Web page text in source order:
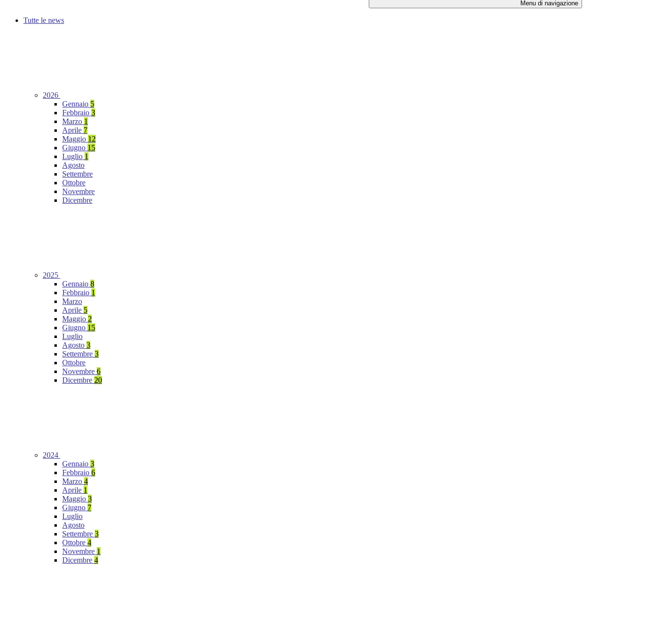
Menu di navigazione
Tutte le news
2026
Gennaio 5
Febbraio 3
Marzo 1
Aprile 7
Maggio 12
Giugno 15
Luglio 1
Agosto
Settembre
Ottobre
Novembre
Dicembre
2025
Gennaio 8
Febbraio 1
Marzo
Aprile 5
Maggio 2
Giugno 15
Luglio
Agosto 3
Settembre 3
Ottobre
Novembre 6
Dicembre 20
2024
Gennaio 3
Febbraio 6
Marzo 4
Aprile 1
Maggio 3
Giugno 7
Luglio
Agosto
Settembre 3
Ottobre 4
Novembre 1
Dicembre 4